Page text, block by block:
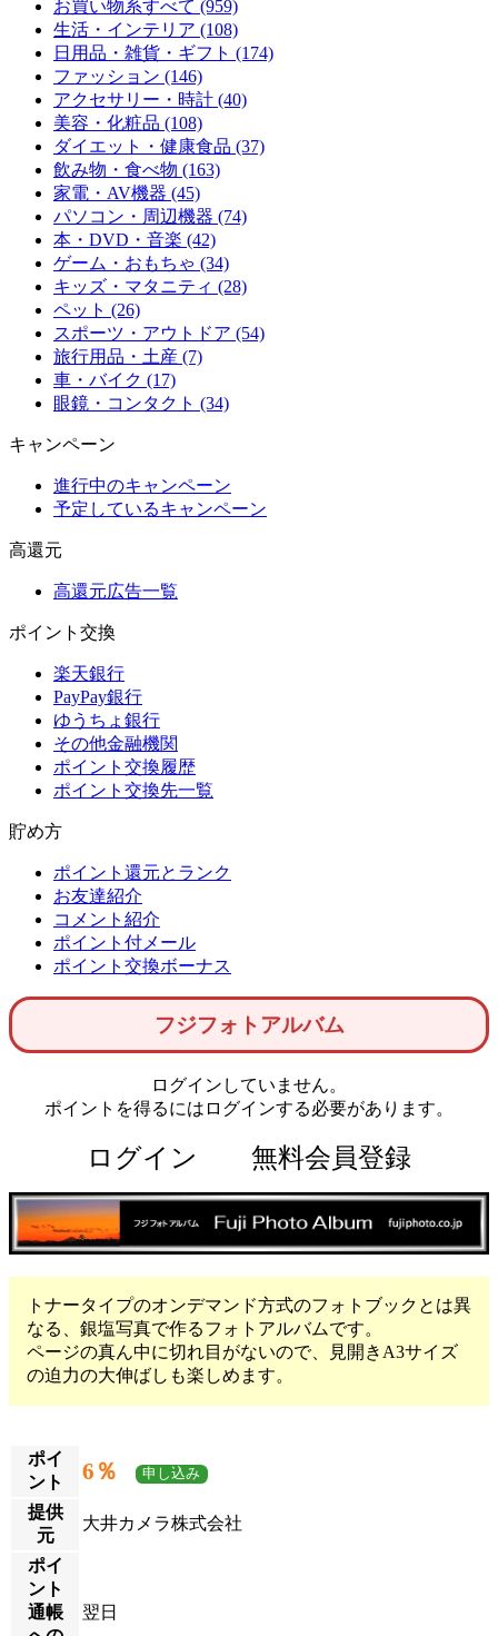
お買い物系すべて (959)
生活・インテリア (108)
日用品・雑貨・ギフト (174)
ファッション (146)
アクセサリー・時計 (40)
美容・化粧品 (108)
ダイエット・健康食品 (37)
飲み物・食べ物 (163)
家電・AV機器 (45)
パソコン・周辺機器 (74)
本・DVD・音楽 (42)
ゲーム・おもちゃ (34)
キッズ・マタニティ (28)
ペット (26)
スポーツ・アウトドア (54)
旅行用品・土産 (7)
車・バイク (17)
眼鏡・コンタクト (34)
キャンペーン
進行中のキャンペーン
予定しているキャンペーン
高還元
高還元広告一覧
ポイント交換
楽天銀行
PayPay銀行
ゆうちょ銀行
その他金融機関
ポイント交換履歴
ポイント交換先一覧
貯め方
ポイント還元とランク
お友達紹介
コメント紹介
ポイント付メール
ポイント交換ボーナス
フジフォトアルバム
ログインしていません。
ポイントを得るにはログインする必要があります。
ログイン 無料会員登録
トナータイプのオンデマンド方式のフォトブックとは異
なる、銀塩写真で作るフォトアルバムです。
ページの真ん中に切れ目がないので、見開きA3サイズ
の迫力の大伸ばしも楽しめます。
ポイ
ント
6％ 申し込み
提供
元
大井カメラ株式会社
ポイ
ント
通帳
翌日